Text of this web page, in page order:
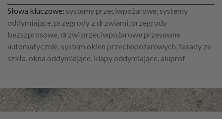
Słowa kluczowe: systemy przeciwpożarowe, systemy
oddymiające, przegrody z drzwiami, przegrody
bezszprosowe, drzwi przeciwpożarowe przesuwne
automatycznie, system okien przeciwpożarowych, fasady ze
szkła, okna oddymiające, klapy oddymiające, aluprof